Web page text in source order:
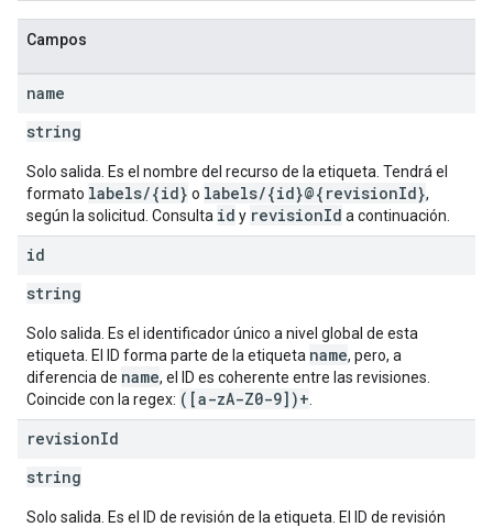
Campos
name
string
Solo salida. Es el nombre del recurso de la etiqueta. Tendrá el
formato labels/{id} o labels/{id}@{revisionId},
según la solicitud. Consulta id y revisionId a continuación.
id
string
Solo salida. Es el identificador único a nivel global de esta
etiqueta. El ID forma parte de la etiqueta name, pero, a
diferencia de name, el ID es coherente entre las revisiones.
Coincide con la regex: ([a-zA-Z0-9])+
revisionId
string
Solo salida. Es el ID de revisión de la etiqueta. El ID de revisión